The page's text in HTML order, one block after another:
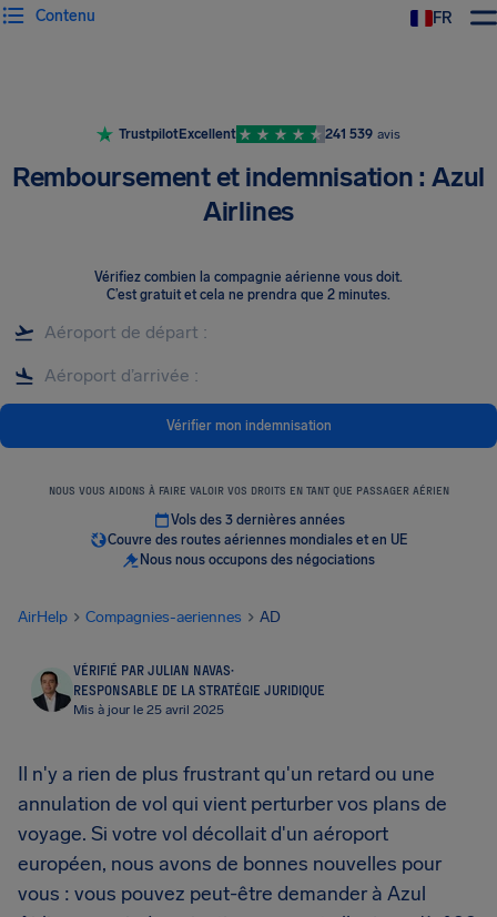
FR
Contenu
TrustpilotExcellent 241 539 avis
Remboursement et indemnisation : Azul
Airlines
Vérifiez combien la compagnie aérienne vous doit.
C’est gratuit et cela ne prendra que 2 minutes.
Vérifier mon indemnisation
NOUS VOUS AIDONS À FAIRE VALOIR VOS DROITS EN TANT QUE PASSAGER AÉRIEN
Vols des 3 dernières années
Couvre des routes aériennes mondiales et en UE
Nous nous occupons des négociations
AirHelp Compagnies-aeriennes AD
VÉRIFIÉ PAR JULIAN NAVAS·
RESPONSABLE DE LA STRATÉGIE JURIDIQUE
Mis à jour le 25 avril 2025
Il n'y a rien de plus frustrant qu'un retard ou une
annulation de vol qui vient perturber vos plans de
voyage. Si votre vol décollait d'un aéroport
européen, nous avons de bonnes nouvelles pour
vous : vous pouvez peut-être demander à Azul